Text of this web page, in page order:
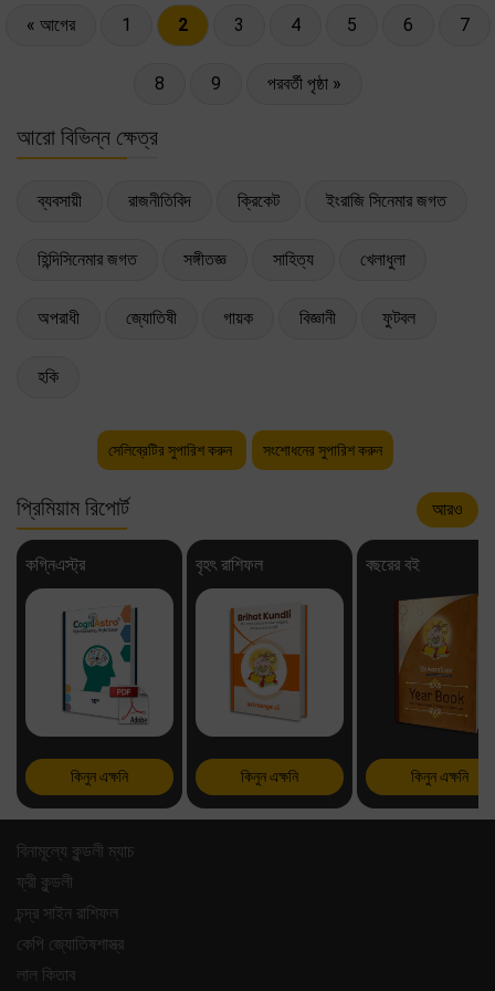
« আগের 1 2 3 4 5 6 7
8 9 পরবর্তী পৃষ্ঠা »
আরো বিভিন্ন ক্ষেত্র
ব্যবসায়ী রাজনীতিবিদ ক্রিকেট ইংরাজি সিনেমার জগত
হিন্দিসিনেমার জগত সঙ্গীতজ্ঞ সাহিত্য খেলাধুলা
অপরাধী জ্যোতিষী গায়ক বিজ্ঞানী ফুটবল
হকি
সেলিব্রেটির সুপারিশ করুন সংশোধনের সুপারিশ করুন
প্রিমিয়াম রিপোর্ট আরও
কগ্নিএস্ট্র
কিনুন এক্ষনি
বৃহৎ রাশিফল
কিনুন এক্ষনি
বছরের বই
কিনুন এক্ষনি
বিনামূল্যে কুন্ডলী ম্যাচ
ফ্রী কুন্ডলী
চন্দ্র সাইন রাশিফল
কেপি জ্যোতিষশাস্ত্র
লাল কিতাব